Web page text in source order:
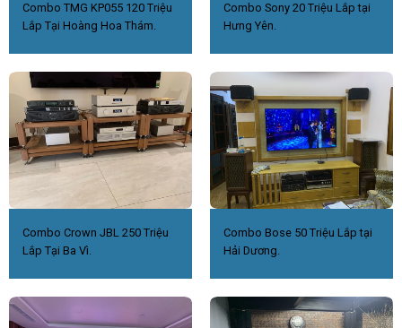
Combo TMG KP055 120 Triệu
Lắp Tại Hoàng Hoa Thám.
Combo Sony 20 Triệu Lắp tại
Hưng Yên.
Combo Crown JBL 250 Triệu
Lắp Tại Ba Vì.
Combo Bose 50 Triệu Lắp tại
Hải Dương.